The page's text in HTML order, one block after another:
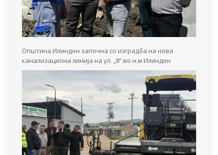
Општина Илинден започна со изградба на нова
канализациона линија на ул. „8“ во н.м Илинден